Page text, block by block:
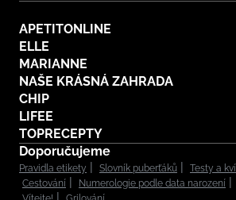
APETITONLINE
ELLE
MARIANNE
NAŠE KRÁSNÁ ZAHRADA
CHIP
LIFEE
TOPRECEPTY
Doporučujeme
Pravidla etikety Slovník puberťáků Testy a
Cestování
Numerologie podle data narození